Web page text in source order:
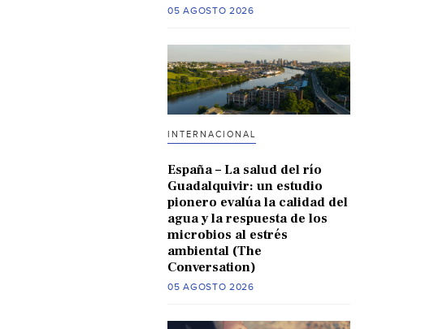
05 AGOSTO 2026
INTERNACIONAL
España – La salud del río
Guadalquivir: un estudio
pionero evalúa la calidad del
agua y la respuesta de los
microbios al estrés
ambiental (The
Conversation)
05 AGOSTO 2026